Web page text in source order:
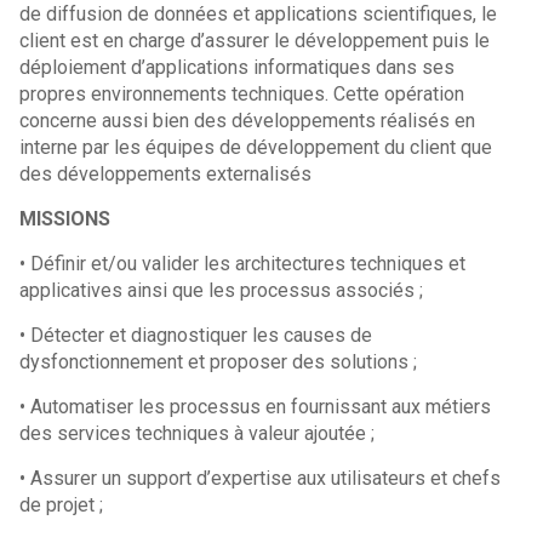
de diffusion de données et applications scientifiques, le
client est en charge d’assurer le développement puis le
déploiement d’applications informatiques dans ses
propres environnements techniques. Cette opération
concerne aussi bien des développements réalisés en
interne par les équipes de développement du client que
des développements externalisés
MISSIONS
• Définir et/ou valider les architectures techniques et
applicatives ainsi que les processus associés ;
• Détecter et diagnostiquer les causes de
dysfonctionnement et proposer des solutions ;
• Automatiser les processus en fournissant aux métiers
des services techniques à valeur ajoutée ;
• Assurer un support d’expertise aux utilisateurs et chefs
de projet ;